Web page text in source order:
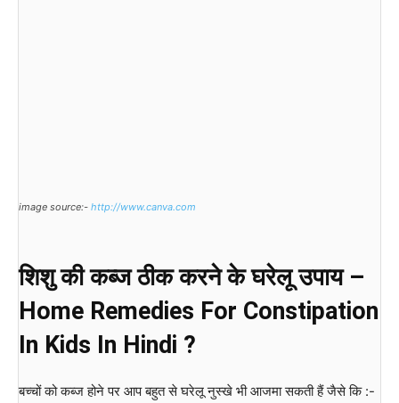
image source:- http://www.canva.com
शिशु की कब्ज ठीक करने के घरेलू उपाय –
Home Remedies For Constipation
In Kids In Hindi ?
बच्चों को कब्ज होने पर आप बहुत से घरेलू नुस्खे भी आजमा सकती हैं जैसे कि :-